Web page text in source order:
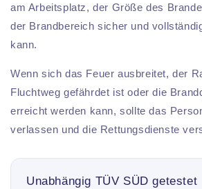
am Arbeitsplatz, der Größe des
der Brandbereich sicher und
kann.
Wenn sich das Feuer ausbreitet, der
Fluchtweg gefährdet ist oder die
erreicht werden kann, sollte das
verlassen und die Rettungsdienste
Unabhängig TÜV SÜD getestet